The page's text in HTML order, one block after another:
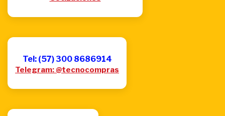
Tel: (57) 300 8686914
Telegram: @tecnocompras